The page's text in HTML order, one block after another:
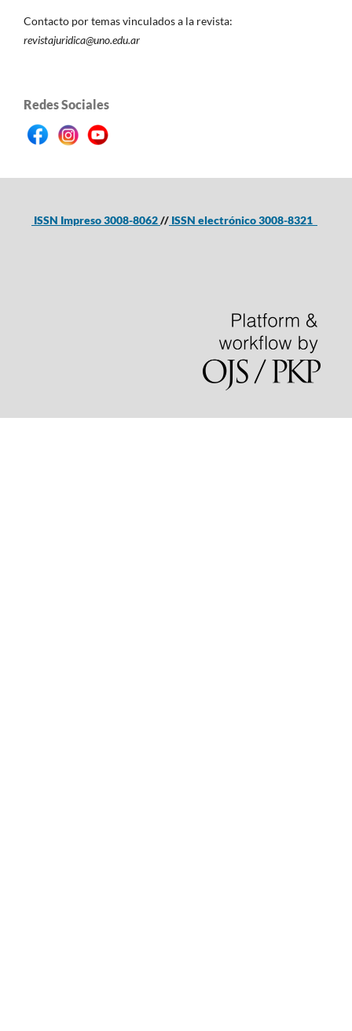
Contacto por temas vinculados a la revista:
revistajuridica@uno.edu.ar
Redes Sociales
ISSN Impreso 3008-8062//ISSN electrónico 3008-8321